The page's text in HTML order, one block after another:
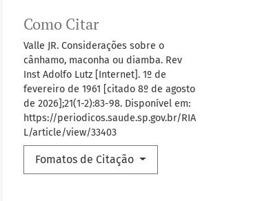
Como Citar
Valle JR. Considerações sobre o
cânhamo, maconha ou diamba. Rev
Inst Adolfo Lutz [Internet]. 1º de
fevereiro de 1961 [citado 8º de agosto
de 2026];21(1-2):83-98. Disponível em:
https://periodicos.saude.sp.gov.br/RIA
L/article/view/33403
Fomatos de Citação